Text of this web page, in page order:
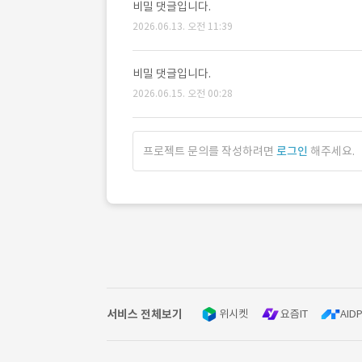
비밀 댓글입니다.
2026.06.13. 오전 11:39
비밀 댓글입니다.
2026.06.15. 오전 00:28
프로젝트 문의를 작성하려면 로그인 해주세요.
서비스 전체보기 위시켓 요즘IT